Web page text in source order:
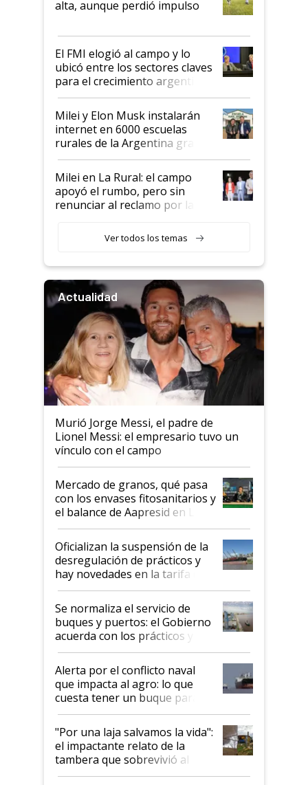
que de una dura crisis salió
de Milei
alta, aunque perdió impulso
El FMI elogió al campo y lo
ubicó entre los sectores claves
para el crecimiento argentino
Milei y Elon Musk instalarán
internet en 6000 escuelas
rurales de la Argentina gracias
a un acuerdo con Starlink
Milei en La Rural: el campo
apoyó el rumbo, pero sin
renunciar al reclamo por las
Ver todos los temas
Actualidad
Murió Jorge Messi, el padre de
Lionel Messi: el empresario tuvo un
vínculo con el campo
Mercado de granos, qué pasa
con los envases fitosanitarios y
el balance de Aapresid en La
Posta
Oficializan la suspensión de la
desregulación de prácticos y
hay novedades en la tarifa de
la hidrovía
Se normaliza el servicio de
buques y puertos: el Gobierno
acuerda con los prácticos y
suspende el decreto de
desregulación
Alerta por el conflicto naval
que impacta al agro: lo que
cuesta tener un buque parado
y el peligro de que Argentina
pase a ser "país sucio"
"Por una laja salvamos la vida":
el impactante relato de la
tambera que sobrevivió al
tornado